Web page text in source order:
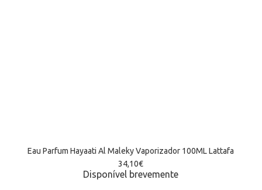
Eau Parfum Hayaati Al Maleky Vaporizador 100ML Lattafa
34,10€
Disponível brevemente